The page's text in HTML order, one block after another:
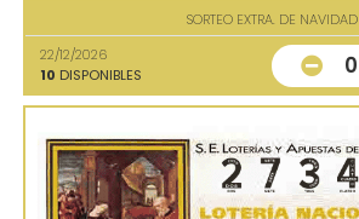
SORTEO EXTRA. DE NAVIDAD
22/12/2026
10 DISPONIBLES 0